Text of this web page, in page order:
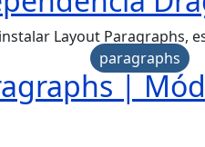
Layout Paragraphs,
paragraphs
|